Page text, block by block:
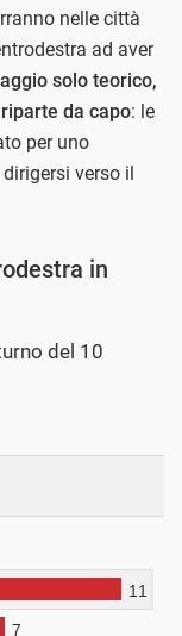
nelle città
ad aver
solo teorico,
da capo: le
per uno
verso il
in
del 10